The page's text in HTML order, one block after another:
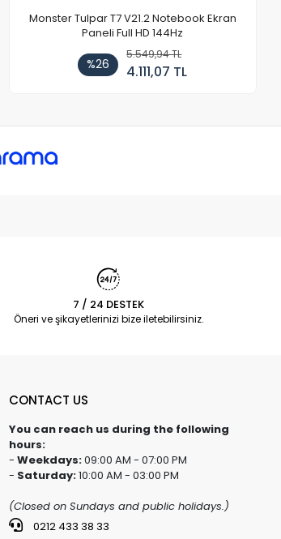
Monster Tulpar T7 V21.2 Notebook Ekran
Paneli Full HD 144Hz
%26
5.549,94 TL
4.111,07 TL
7 / 24 DESTEK
Öneri ve şikayetlerinizi bize iletebilirsiniz.
CONTACT US
You can reach us during the following
hours:
- Weekdays:09:00 AM - 07:00 PM
- Saturday:10:00 AM - 03:00 PM
(Closed on Sundays and public holidays.)
0212 433 38 33